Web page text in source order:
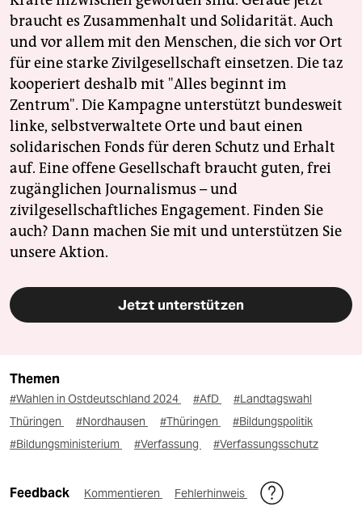
braucht es Zusammenhalt und Solidarität. Auch
und vor allem mit den Menschen, die sich vor Ort
für eine starke Zivilgesellschaft einsetzen. Die taz
kooperiert deshalb mit "Alles beginnt im
Zentrum". Die Kampagne unterstützt bundesweit
linke, selbstverwaltete Orte und baut einen
solidarischen Fonds für deren Schutz und Erhalt
auf. Eine offene Gesellschaft braucht guten, frei
zugänglichen Journalismus – und
zivilgesellschaftliches Engagement. Finden Sie
auch? Dann machen Sie mit und unterstützen Sie
unsere Aktion.
Jetzt unterstützen
Themen
#Wahlen in Ostdeutschland 2024 #AfD
#Landtagswahl
Thüringen
#Nordhausen #Thüringen
#Bildungspolitik
#Bildungsministerium
#Verfassung #Verfassungsschutz
Feedback Kommentieren Fehlerhinweis